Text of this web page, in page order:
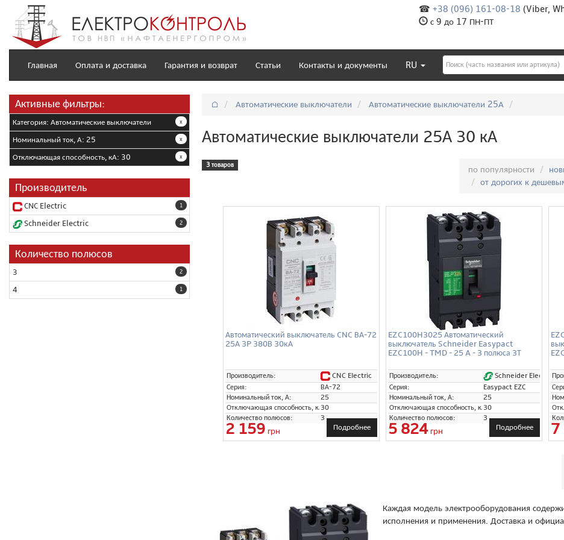
☎ +38 (096) 161-08-18 (Viber,
с 9 до 17 ПН-ПТ
Главная Оплата и доставка Гарантия и возврат Статьи Контакты и документы RU
Активные фильтры:
x
Категория: Автоматические выключатели
x
Номинальный ток, А: 25
x
Отключающая способность, кА: 30
Производитель
1
CNC Electric
2
Schneider Electric
Количество полюсов
2
3
1
4
⌂ Автоматические выключатели Автоматические выключатели 25А
Автоматические выключатели 25А 30 кА
3 товаров по популярности
от дорогих к
Автоматический выключатель CNC ВА-72
25А 3P 380В 30кА
Производитель:
CNC Electric
Серия:
ВА-72
Номинальный ток, А:
25
Отключающая способность, кА:30
Количество полюсов:
3
2 159 грн Подробнее
EZC100H3025 Автоматический
выключатель Schneider Easypact
EZC100H - TMD - 25 A - 3 полюса 3Т
Производитель:
Schneider Electric
Серия:
Easypact EZC
Номинальный ток, А:
25
Отключающая способность, кА:30
Количество полюсов:
3
5 824грн Подробнее 7
Каждая модель электрооборудования
исполнения и применения. Доставка и